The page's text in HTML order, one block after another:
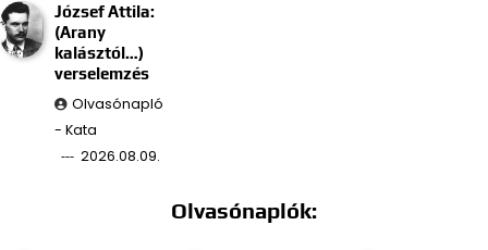
József Attila:
(Arany
kalásztól…)
verselemzés
Olvasónapló
- Kata
2026.08.09.
Olvasónaplók: